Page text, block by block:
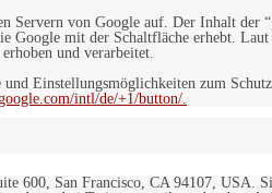
Servern von Google auf. Der Inhalt
Google mit der Schaltfläche erhebt.
und verarbeitet.
Einstellungsmöglichkeiten zum
intl/de/+1/button/.
600, San Francisco, CA 94107, USA.